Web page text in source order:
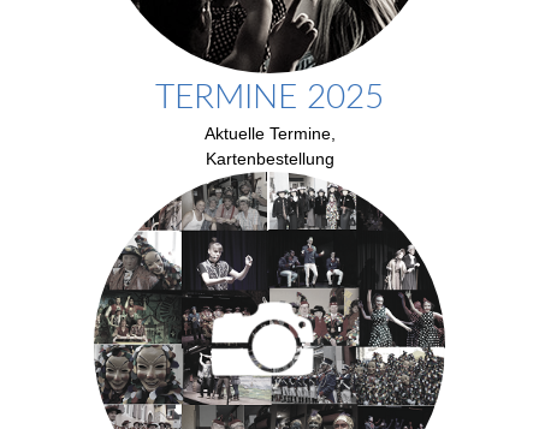
TERMINE 2025
Aktuelle Termine,
Kartenbestellung